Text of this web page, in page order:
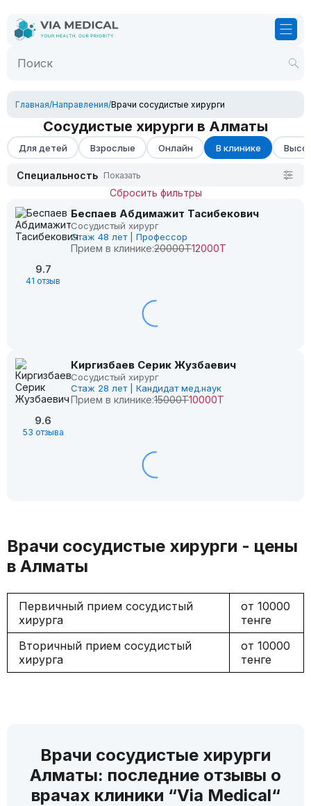
Главная/Направления/Врачи сосудистые хирурги
Сосудистые хирурги в Алматы
Для детей Взрослые Онлайн В клинике
Специальность Показать
Сбросить фильтры
9.7
41 отзыв
Беспаев Абдимажит Тасибекович
Сосудистый хирург
Стаж 48 лет | Профессор
Прием в клинике:20000Т12000Т
9.6
53 отзыва
Киргизбаев Серик Жузбаевич
Сосудистый хирург
Стаж 28 лет | Кандидат мед.наук
Прием в клинике:15000Т10000Т
Врачи сосудистые хирурги - цены
в Алматы
Первичный прием сосудистый
хирурга
от 10000
тенге
Вторичный прием сосудистый
хирурга
от 10000
тенге
Врачи сосудистые хирурги
Алматы: последние отзывы о
врачах клиники “Via Medical“